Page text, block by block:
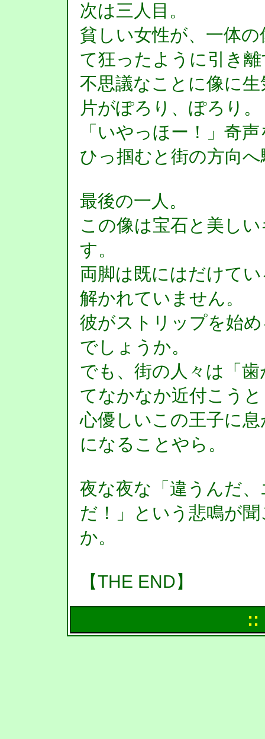
次は三人目。
貧しい女性が、一体
て狂ったように引き
不思議なことに像に
片がぽろり、ぽろり。
「いやっほー！」奇
ひっ掴むと街の方向
最後の一人。
この像は宝石と美し
す。
両脚は既にはだけて
解かれていません。
彼がストリップを始
でしょうか。
でも、街の人々は「
てなかなか近付こう
心優しいこの王子に
になることやら。
夜な夜な「違うんだ
だ！」という悲鳴が
か。
【THE END】
::